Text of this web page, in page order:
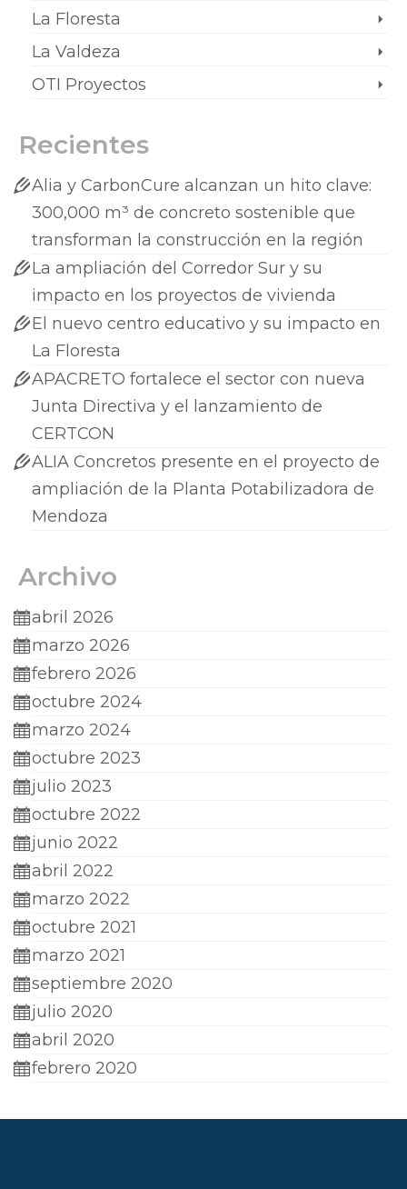
La Floresta
La Valdeza
OTI Proyectos
Recientes
Alia y CarbonCure alcanzan un hito clave:
300,000 m³ de concreto sostenible que
transforman la construcción en la región
La ampliación del Corredor Sur y su
impacto en los proyectos de vivienda
El nuevo centro educativo y su impacto en
La Floresta
APACRETO fortalece el sector con nueva
Junta Directiva y el lanzamiento de
CERTCON
ALIA Concretos presente en el proyecto de
ampliación de la Planta Potabilizadora de
Mendoza
Archivo
abril 2026
marzo 2026
febrero 2026
octubre 2024
marzo 2024
octubre 2023
julio 2023
octubre 2022
junio 2022
abril 2022
marzo 2022
octubre 2021
marzo 2021
septiembre 2020
julio 2020
abril 2020
febrero 2020